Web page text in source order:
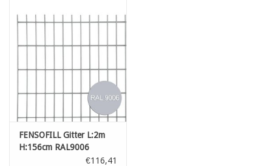
FENSOFILL Gitter L:2m
H:156cm RAL9006
€116,41